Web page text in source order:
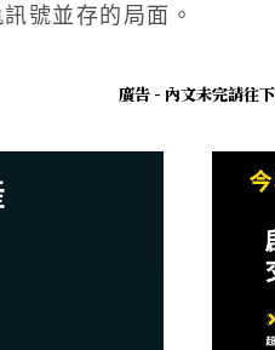
號並存的局面。
廣告 - 內文未完請往